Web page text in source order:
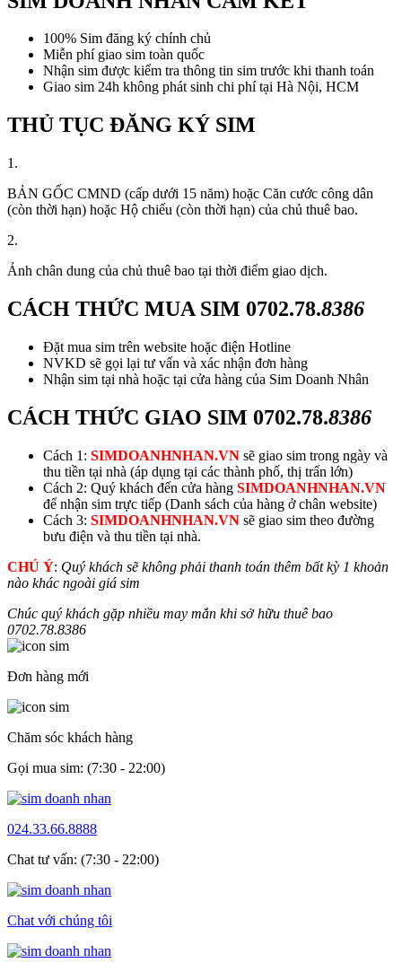
100% Sim đăng ký chính chủ
Miễn phí giao sim toàn quốc
Nhận sim được kiểm tra thông tin sim trước khi thanh toán
Giao sim 24h không phát sinh chi phí tại Hà Nội, HCM
THỦ TỤC ĐĂNG KÝ SIM
1.
BẢN GỐC CMND (cấp dưới 15 năm) hoặc Căn cước công dân
(còn thời hạn) hoặc Hộ chiếu (còn thời hạn) của chủ thuê bao.
2.
Ảnh chân dung của chủ thuê bao tại thời điểm giao dịch.
CÁCH THỨC MUA SIM 0702.78.8386
Đặt mua sim trên website hoặc điện Hotline
NVKD sẽ gọi lại tư vấn và xác nhận đơn hàng
Nhận sim tại nhà hoặc tại cửa hàng của Sim Doanh Nhân
CÁCH THỨC GIAO SIM 0702.78.8386
Cách 1: SIMDOANHNHAN.VN sẽ giao sim trong ngày và
thu tiền tại nhà (áp dụng tại các thành phố, thị trấn lớn)
Cách 2: Quý khách đến cửa hàng SIMDOANHNHAN.VN
để nhận sim trực tiếp (Danh sách của hàng ở chân website)
Cách 3: SIMDOANHNHAN.VN sẽ giao sim theo đường
bưu điện và thu tiền tại nhà.
CHÚ Ý: Quý khách sẽ không phải thanh toán thêm bất kỳ 1 khoản
nào khác ngoài giá sim
Chúc quý khách gặp nhiều may mắn khi sở hữu thuê bao
0702.78.8386
Đơn hàng mới
Chăm sóc khách hàng
Gọi mua sim: (7:30 - 22:00)
024.33.66.8888
Chat tư vấn: (7:30 - 22:00)
Chat với chúng tôi